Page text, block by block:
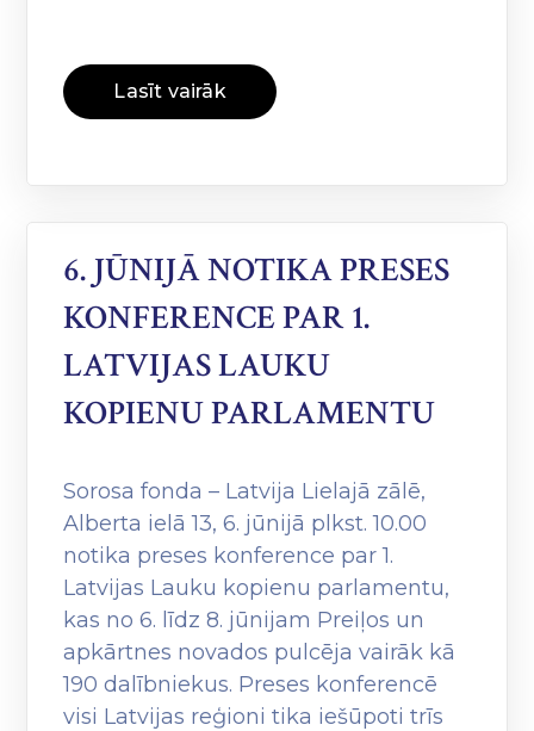
Lasīt vairāk
6. JŪNIJĀ NOTIKA PRESES
KONFERENCE PAR 1.
LATVIJAS LAUKU
KOPIENU PARLAMENTU
Sorosa fonda – Latvija Lielajā zālē,
Alberta ielā 13, 6. jūnijā plkst. 10.00
notika preses konference par 1.
Latvijas Lauku kopienu parlamentu,
kas no 6. līdz 8. jūnijam Preiļos un
apkārtnes novados pulcēja vairāk kā
190 dalībniekus. Preses konferencē
visi Latvijas reģioni tika iešūpoti trīs